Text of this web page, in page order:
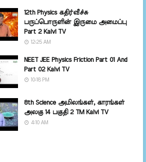
12th Physics கதிர்வீச்சு
பருப்பொருளின் இருமை அமைப்பு
Part 2 Kalvi TV
12:25 AM
NEET JEE Physics Friction Part 01 And
Part 02 Kalvi TV
10:18 PM
8th Science அமிலங்கள், காரங்கள்
அலகு 14 பகுதி 2 TM Kalvi TV
4:10 AM